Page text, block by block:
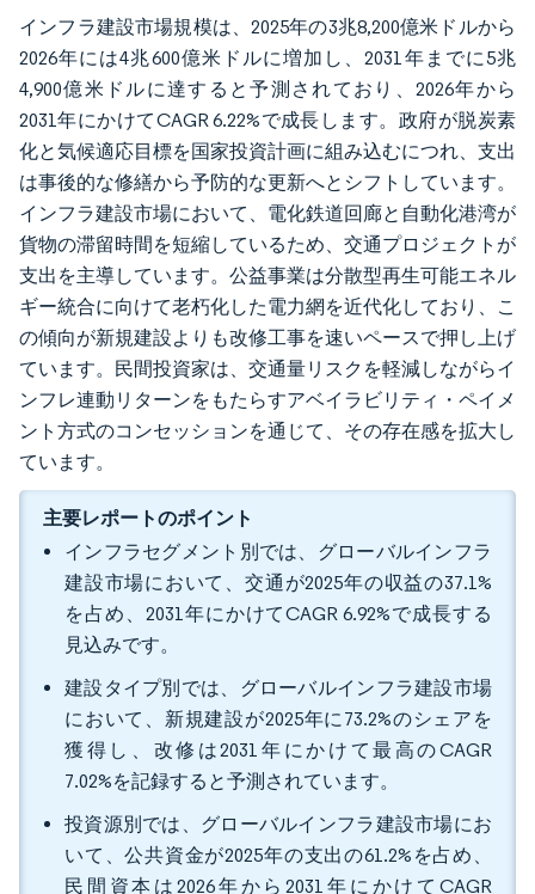
インフラ建設市場規模は、2025年の3兆8,200億米ドルから
2026年には4兆600億米ドルに増加し、2031年までに5兆
4,900億米ドルに達すると予測されており、2026年から
2031年にかけてCAGR 6.22%で成長します。政府が脱炭素
化と気候適応目標を国家投資計画に組み込むにつれ、支出
は事後的な修繕から予防的な更新へとシフトしています。
インフラ建設市場において、電化鉄道回廊と自動化港湾が
貨物の滞留時間を短縮しているため、交通プロジェクトが
支出を主導しています。公益事業は分散型再生可能エネル
ギー統合に向けて老朽化した電力網を近代化しており、こ
の傾向が新規建設よりも改修工事を速いペースで押し上げ
ています。民間投資家は、交通量リスクを軽減しながらイ
ンフレ連動リターンをもたらすアベイラビリティ・ペイメ
ント方式のコンセッションを通じて、その存在感を拡大し
ています。
主要レポートのポイント
インフラセグメント別では、グローバルインフラ
建設市場において、交通が2025年の収益の37.1%
を占め、2031年にかけてCAGR 6.92%で成長する
見込みです。
建設タイプ別では、グローバルインフラ建設市場
において、新規建設が2025年に73.2%のシェアを
獲得し、改修は2031年にかけて最高のCAGR
7.02%を記録すると予測されています。
投資源別では、グローバルインフラ建設市場にお
いて、公共資金が2025年の支出の61.2%を占め、
民間資本は2026年から2031年にかけてCAGR